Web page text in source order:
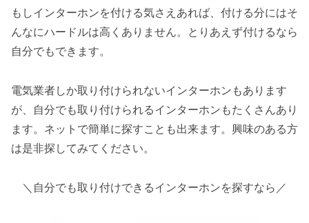
もしインターホンを付ける気さえあれば、付ける分にはそ
んなにハードルは高くありません。とりあえず付けるなら
自分でもできます。
電気業者しか取り付けられないインターホンもあります
が、自分でも取り付けられるインターホンもたくさんあり
ます。ネットで簡単に探すことも出来ます。興味のある方
は是非探してみてください。
＼自分でも取り付けできるインターホンを探すなら／